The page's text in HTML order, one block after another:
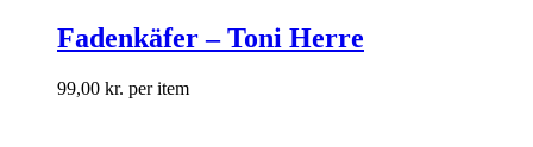
Fadenkäfer – Toni Herre
99,00 kr. per item